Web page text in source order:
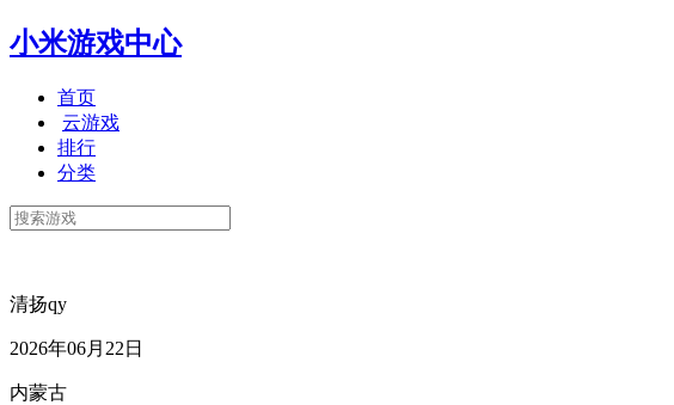
小米游戏中心
首页
云游戏
排行
分类
清扬qy
2026年06月22日
内蒙古